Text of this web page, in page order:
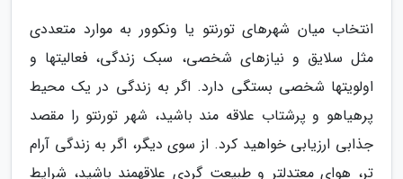
انتخاب میان شهرهای تورنتو یا ونکوور به موارد متعددی
مثل سلایق و نیازهای شخصی، سبک زندگی، فعالیت­ها و
اولویت­ها شخصی بستگی دارد. اگر به زندگی در یک محیط
پرهیاهو و پرشتاب علاقه­ مند باشید، شهر تورنتو را مقصد
جذابی ارزیابی خواهید کرد. از سوی دیگر، اگر به زندگی آرام
تر، هوای معتدل­تر و طبیعت­ گردی علاقه­مند باشید، شرایط